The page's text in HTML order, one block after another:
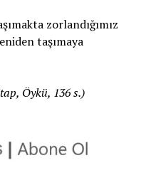
zorlandığımız
taşımaya
Öykü, 136 s.)